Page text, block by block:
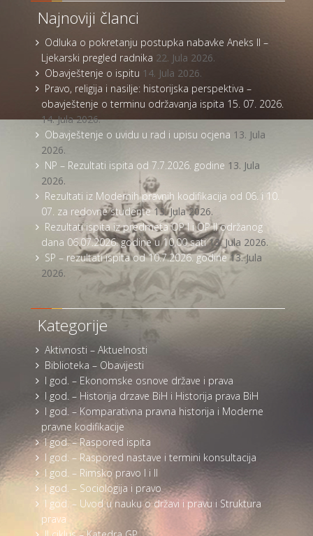
Najnoviji članci
Odluka o pokretanju postupka nabavke Aneks II –
Ljekarski pregled radnika 22. Jula 2026.
Obavještenje o ispitu 14. Jula 2026.
Pravo, religija i nasilje: historijska perspektiva –
obavještenje o terminu održavanja ispita 15. 07. 2026.
14. Jula 2026.
Obavještenje o uvidu u rad i upisu ocjena 13. Jula
2026.
NP – Rezultati ispita od 7.7.2026. godine 13. Jula
2026.
Rezultati iz Modernih pravnih kodifikacija od 06. i 10.
07. za redovne studente 13. Jula 2026.
Rezultati ispita iz predmeta OP I i OP II održanog
dana 06.07.2026. godine u 10,00 sati 13. Jula 2026.
SP – rezultati ispita od 10.7.2026. godine 13. Jula
2026.
Kategorije
Aktivnosti – Aktuelnosti
Biblioteka – Obavijesti
I god. – Ekonomske osnove države i prava
I god. – Historija drzave BiH i Historija prava BiH
I god. – Komparativna pravna historija i Moderne
pravne kodifikacije
I god. – Raspored ispita
I god. – Raspored nastave i termini konsultacija
I god. – Rimsko pravo I i II
I god. – Sociologija i pravo
I god. – Uvod u nauku o državi i pravu i Struktura
prava